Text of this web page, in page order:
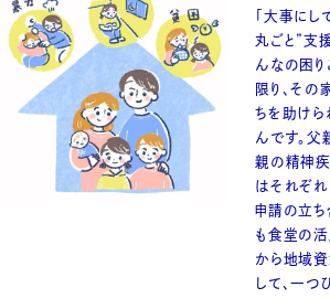
「大事に
丸ごと”支
んなの困り
限り、その
ちを助けら
んです。
親の精神
はそれぞ
申請の立
も食堂の活
から地域
して、一つ